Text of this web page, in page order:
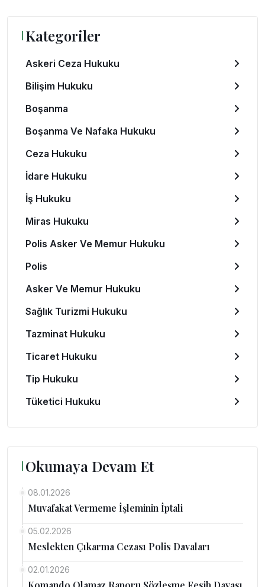
Kategoriler
Askeri Ceza Hukuku
Bilişim Hukuku
Boşanma
Boşanma Ve Nafaka Hukuku
Ceza Hukuku
İdare Hukuku
İş Hukuku
Miras Hukuku
Polis Asker Ve Memur Hukuku
Polis
Asker Ve Memur Hukuku
Sağlık Turizmi Hukuku
Tazminat Hukuku
Ticaret Hukuku
Tip Hukuku
Tüketici Hukuku
Okumaya Devam Et
08.01.2026
Muvafakat Vermeme İşleminin İptali
05.02.2026
Meslekten Çıkarma Cezası Polis Davaları
02.01.2026